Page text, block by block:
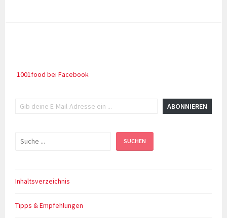
1001food bei Facebook
ABONNIEREN
Suchen SUCHEN
Inhaltsverzeichnis
Tipps & Empfehlungen